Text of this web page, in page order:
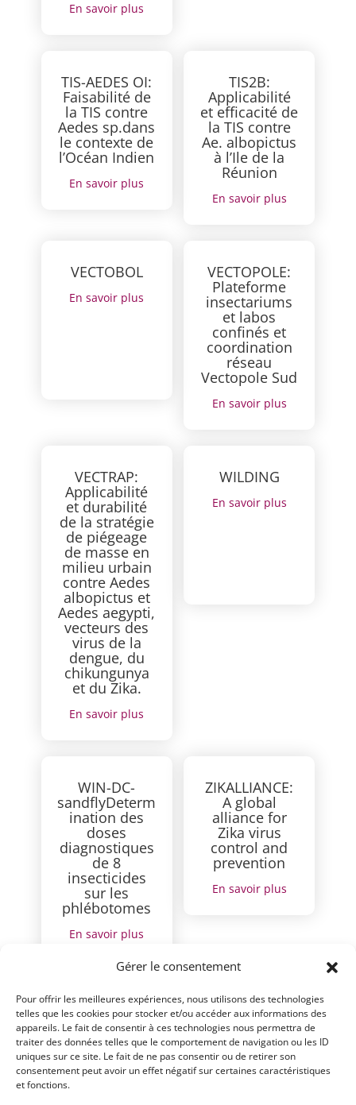
Gérer le consentement
Pour offrir les meilleures expériences, nous utilisons des technologies
telles que les cookies pour stocker et/ou accéder aux informations des
appareils. Le fait de consentir à ces technologies nous permettra de
traiter des données telles que le comportement de navigation ou les ID
uniques sur ce site. Le fait de ne pas consentir ou de retirer son
consentement peut avoir un effet négatif sur certaines caractéristiques
et fonctions.
En savoir plus
TIS-AEDES OI:
Faisabilité de
la TIS contre
Aedes sp.dans
le contexte de
l’Océan Indien
En savoir plus
TIS2B:
Applicabilité
et efficacité de
la TIS contre
Ae. albopictus
à l’Ile de la
Réunion
En savoir plus
VECTOBOL
En savoir plus
VECTOPOLE:
Plateforme
insectariums
et labos
confinés et
coordination
réseau
Vectopole Sud
En savoir plus
VECTRAP:
Applicabilité
et durabilité
de la stratégie
de piégeage
de masse en
milieu urbain
contre Aedes
albopictus et
Aedes aegypti,
vecteurs des
virus de la
dengue, du
chikungunya
et du Zika.
En savoir plus
WILDING
En savoir plus
WIN-DC-
sandflyDeterm
ination des
doses
diagnostiques
de 8
insecticides
sur les
phlébotomes
En savoir plus
ZIKALLIANCE:
A global
alliance for
Zika virus
control and
prevention
En savoir plus